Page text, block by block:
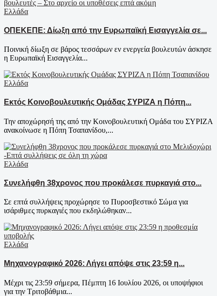
Ελλάδα
ΟΠΕΚΕΠΕ: Δίωξη από την Ευρωπαϊκή Εισαγγελία σε...
Ποινική δίωξη σε βάρος τεσσάρων εν ενεργεία βουλευτών άσκησε
η Ευρωπαϊκή Εισαγγελία...
Ελλάδα
Εκτός Κοινοβουλευτικής Ομάδας ΣΥΡΙΖΑ η Πόπη...
Την αποχώρησή της από την Κοινοβουλευτική Ομάδα του ΣΥΡΙΖΑ
ανακοίνωσε η Πόπη Τσαπανίδου,...
Ελλάδα
Συνελήφθη 38χρονος που προκάλεσε πυρκαγιά στο...
Σε επτά συλλήψεις προχώρησε το Πυροσβεστικό Σώμα για
ισάριθμες πυρκαγιές που εκδηλώθηκαν...
Ελλάδα
Μηχανογραφικό 2026: Λήγει απόψε στις 23:59 η...
Μέχρι τις 23:59 σήμερα, Πέμπτη 16 Ιουλίου 2026, οι υποψήφιοι
για την Τριτοβάθμια...